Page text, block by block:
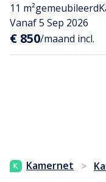
11 m²gemeubileerd
Vanaf 5 Sep 2026
€ 850/maand incl.
Kamernet >